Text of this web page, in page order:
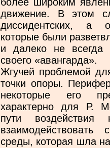
движение. В этом
диссидентских, а
которые были
и далеко не всегда
своего «авангарда».
Жгучей проблемой
точки опоры.
некоторые его
характерно для Р.
пути
среды, которая шла